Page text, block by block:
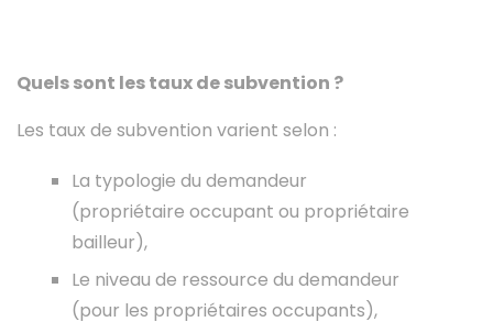
Quels sont les taux de subvention ?
Les taux de subvention varient selon :
La typologie du demandeur
(propriétaire occupant ou propriétaire
bailleur),
Le niveau de ressource du demandeur
(pour les propriétaires occupants),